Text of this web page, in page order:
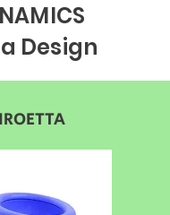
Design